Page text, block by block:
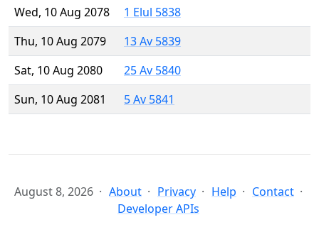
Wed, 10 Aug 2078
1 Elul 5838
Thu, 10 Aug 2079
13 Av 5839
Sat, 10 Aug 2080
25 Av 5840
Sun, 10 Aug 2081
5 Av 5841
August 8, 2026 About Privacy Help
Contact
Developer APIs